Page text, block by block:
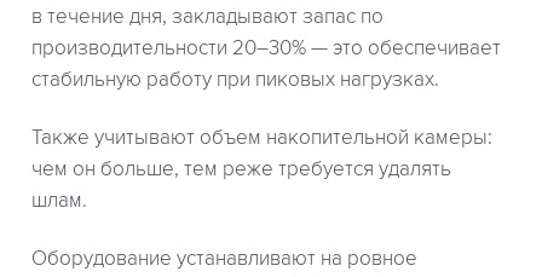
в течение дня, закладывают запас по
производительности 20–30% — это обеспечивает
стабильную работу при пиковых нагрузках.
Также учитывают объем накопительной камеры:
чем он больше, тем реже требуется удалять
шлам.
Оборудование устанавливают на ровное